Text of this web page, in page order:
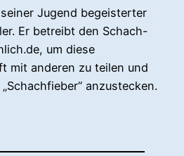
Jugend begeisterter
Er betreibt den Schach-
um diese
mit anderen zu teilen und
anzustecken.